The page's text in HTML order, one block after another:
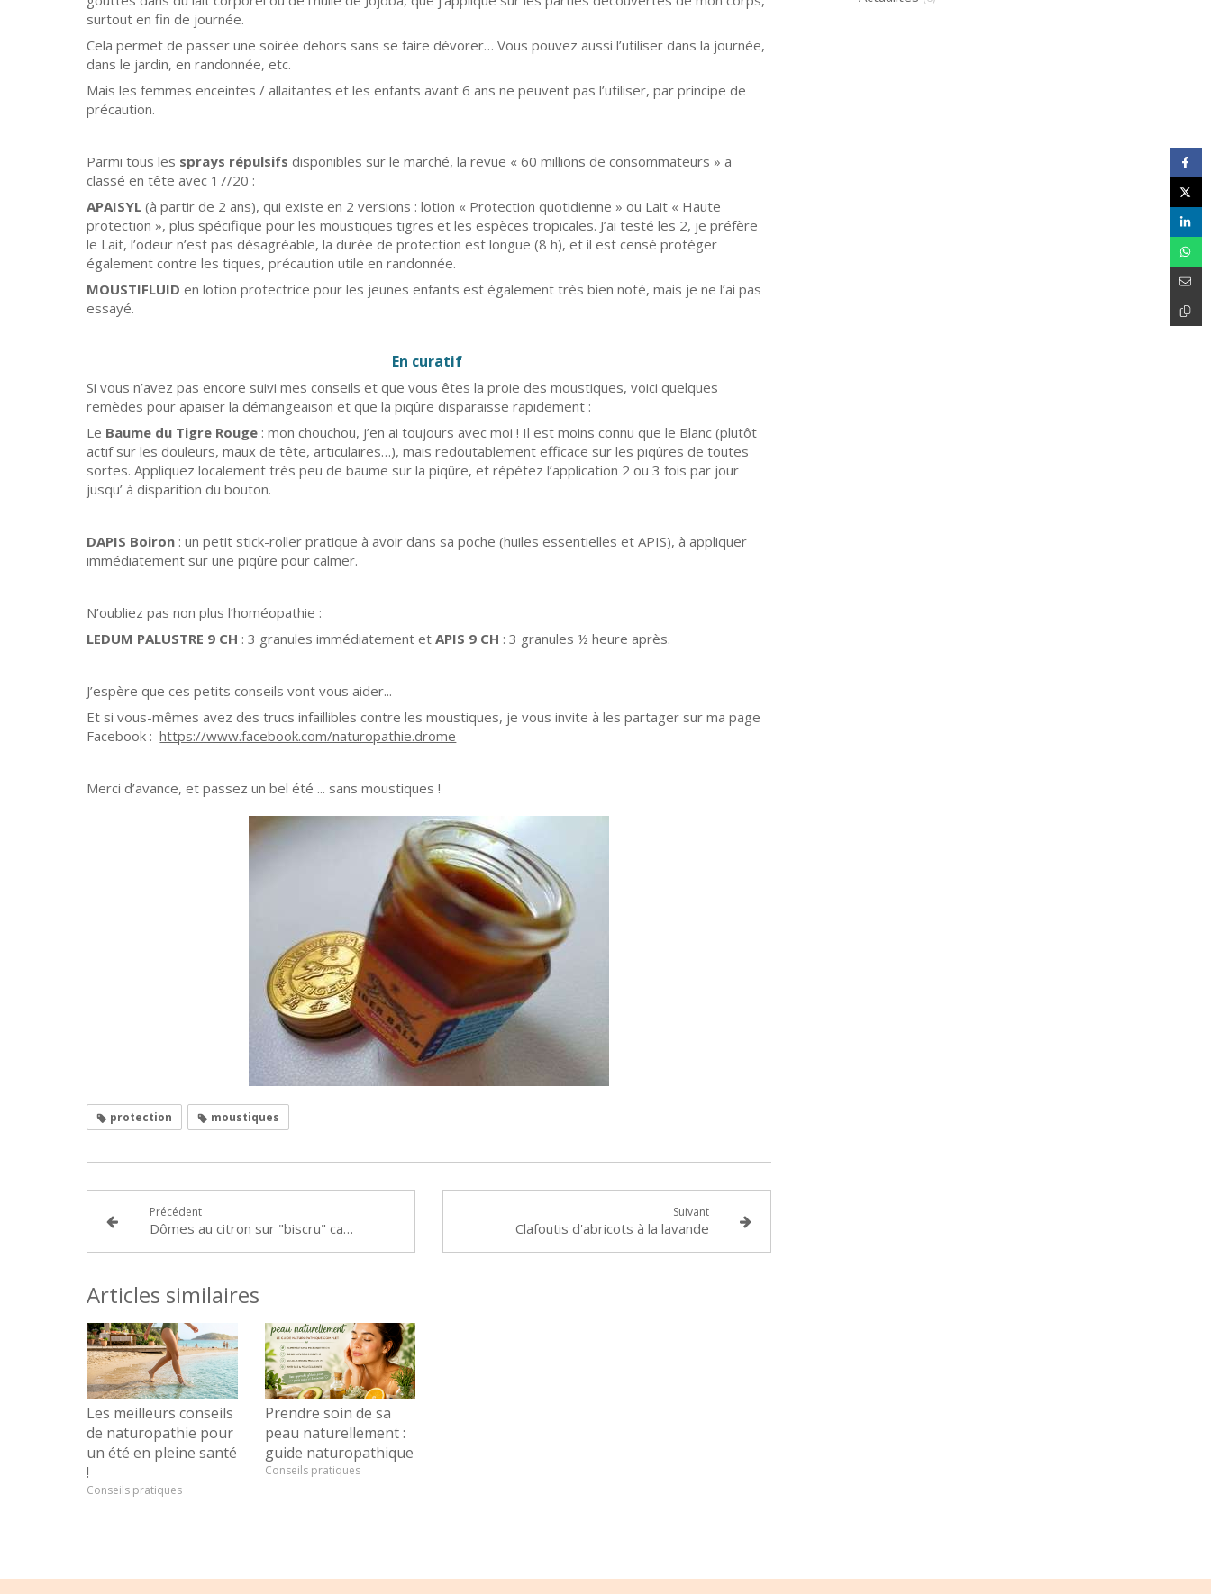
surtout en fin de journée.
Cela permet de passer une soirée dehors sans se faire dévorer… Vous pouvez aussi l’utiliser dans la journée,
dans le jardin, en randonnée, etc.
Mais les femmes enceintes / allaitantes et les enfants avant 6 ans ne peuvent pas l’utiliser, par principe de
précaution.
Parmi tous les sprays répulsifsdisponibles sur le marché, la revue « 60 millions de consommateurs » a
classé en tête avec 17/20 :
APAISYL (à partir de 2 ans), qui existe en 2 versions : lotion « Protection quotidienne » ou Lait « Haute
protection », plus spécifique pour les moustiques tigres et les espèces tropicales. J’ai testé les 2, je préfère
le Lait, l’odeur n’est pas désagréable, la durée de protection est longue (8 h), et il est censé protéger
également contre les tiques, précaution utile en randonnée.
MOUSTIFLUID en lotion protectrice pour les jeunes enfants est également très bien noté, mais je ne l’ai pas
essayé.
En curatif
Si vous n’avez pas encore suivi mes conseils et que vous êtes la proie des moustiques, voici quelques
remèdes pour apaiser la démangeaison et que la piqûre disparaisse rapidement :
Le Baume du Tigre Rouge : mon chouchou, j’en ai toujours avec moi ! Il est moins connu que le Blanc (plutôt
actif sur les douleurs, maux de tête, articulaires…), mais redoutablement efficace sur les piqûres de toutes
sortes. Appliquez localement très peu de baume sur la piqûre, et répétez l’application 2 ou 3 fois par jour
jusqu’ à disparition du bouton.
DAPIS Boiron : un petit stick-roller pratique à avoir dans sa poche (huiles essentielles et APIS), à appliquer
immédiatement sur une piqûre pour calmer.
N’oubliez pas non plus l’homéopathie :
LEDUM PALUSTRE 9 CH : 3 granules immédiatement etAPIS 9 CH : 3 granules ½ heure après.
J’espère que ces petits conseils vont vous aider...
Et si vous-mêmes avez des trucs infaillibles contre les moustiques, je vous invite à les partager sur ma page
Facebook :https://www.facebook.com/naturopathie.drome
Merci d’avance, et passez un bel été ... sans moustiques !
protection moustiques
Précédent
Dômes au citron sur "biscru" cacao
Suivant
Clafoutis d'abricots à la lavande
Articles similaires
Les meilleurs conseils
de naturopathie pour
un été en pleine santé
!
Conseils pratiques
Prendre soin de sa
peau naturellement :
guide naturopathique
Conseils pratiques